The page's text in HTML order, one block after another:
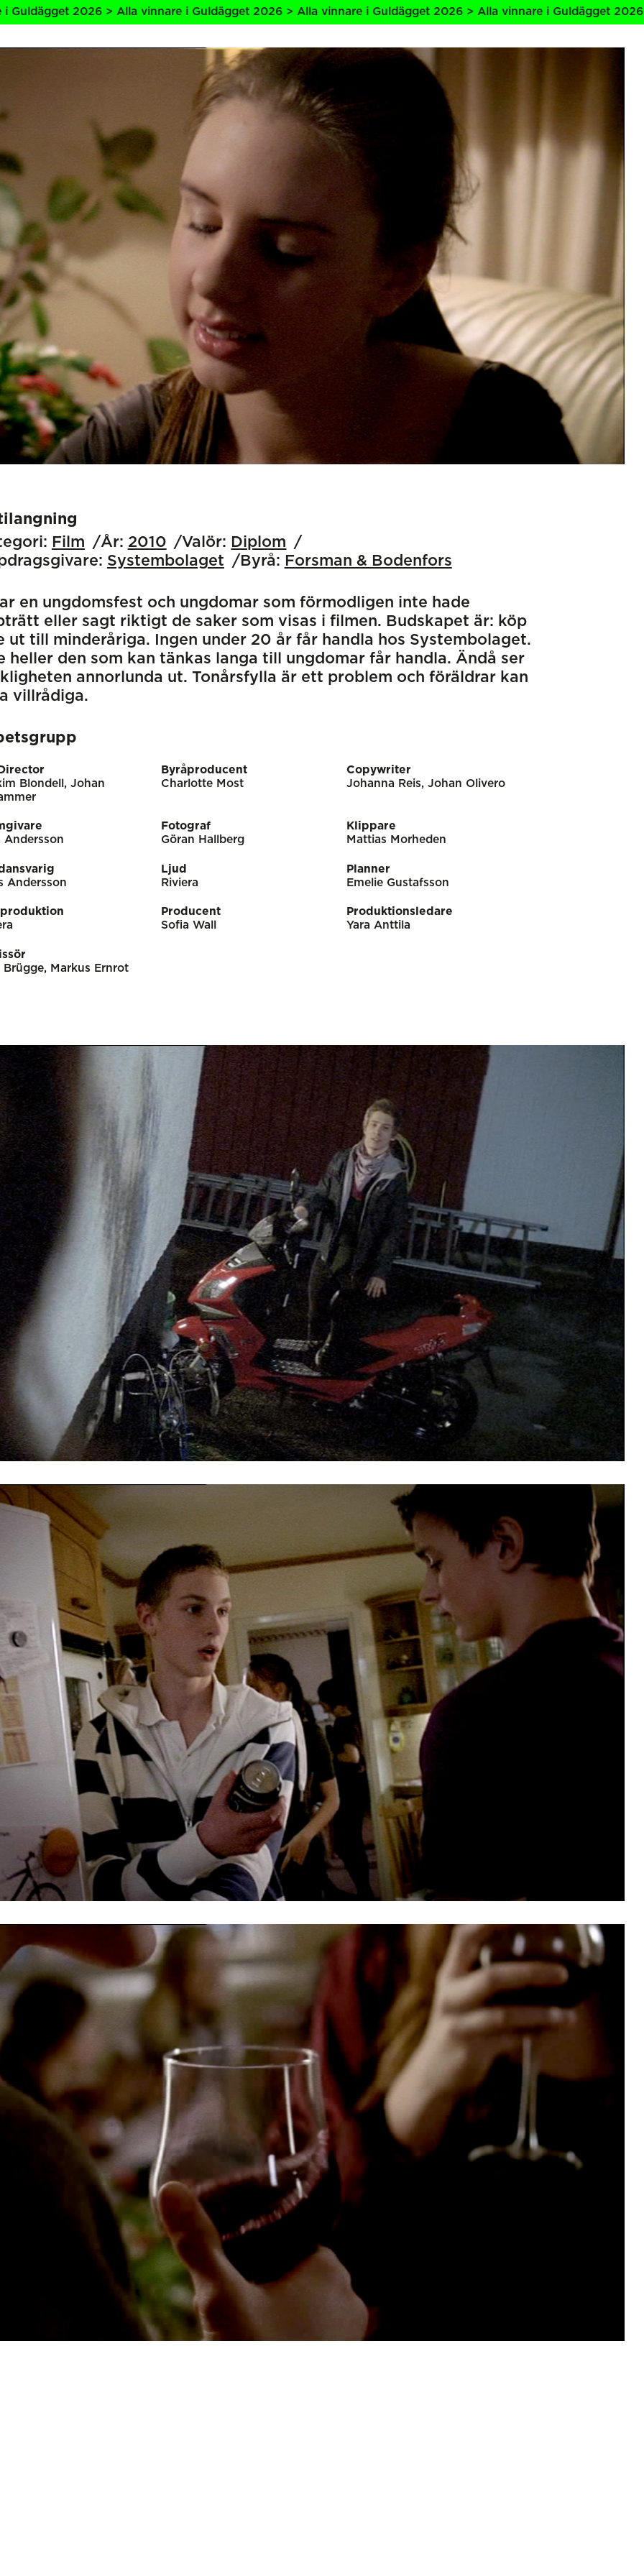
vinnare i Guldägget 2026 > Alla vinnare i Guldägget 2026 > Alla vinnare i Guldägget 2026 > Alla vinnare i
Film År: 2010 Valör: Diplom
Systembolaget Byrå: Forsman & Bodenfors
en ungdomsfest och ungdomar som förmodligen inte hade
eller sagt riktigt de saker som visas i filmen. Budskapet är: köp
ut till minderåriga. Ingen under 20 år får handla hos Systembolaget.
heller den som kan tänkas langa till ungdomar får handla. Ändå ser
annorlunda ut. Tonårsfylla är ett problem och föräldrar kan
villrådiga.
Blondell, Johan
Byråproducent
Charlotte Most
Copywriter
Johanna Reis, Johan Olivero
Andersson
Fotograf
Göran Hallberg
Klippare
Mattias Morheden
Andersson
Ljud
Riviera
Planner
Emelie Gustafsson
Producent
Sofia Wall
Produktionsledare
Yara Anttila
Brügge, Markus Ernrot